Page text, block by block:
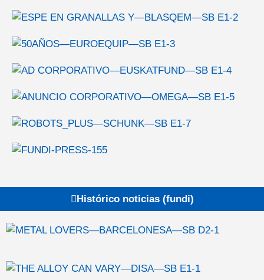
Histórico noticias (fundi)